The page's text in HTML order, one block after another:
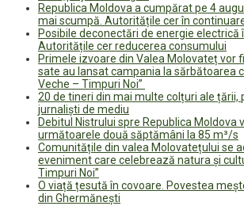
Republica Moldova a cumpărat pe 4
mai scumpă. Autoritățile cer în
Posibile deconectări de energie electrică
Autoritățile cer reducerea consumului
Primele izvoare din Valea Molovateț vor
sate au lansat campania la sărbătoarea
Veche – Timpuri Noi”
20 de tineri din mai multe colțuri ale țării,
jurnaliști de mediu
Debitul Nistrului spre Republica Moldova
următoarele două săptămâni la 85 m³/s
Comunitățile din valea Molovatețului se
eveniment care celebrează natura și
Timpuri Noi”
O viață țesută în covoare. Povestea
din Ghermănești